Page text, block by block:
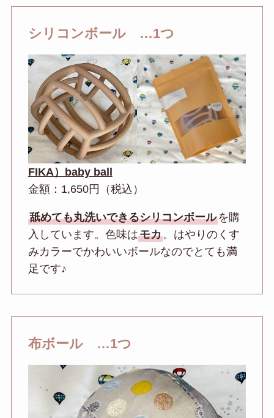
シリコンボール …1つ
FIKA）baby ball
金額：1,650円（税込）
舐めても丸洗いできるシリコンボールを購
入しています。色味はモカ。はやりのくす
みカラーでかわいいボールなのでとても満
足です♪
布ボール …1つ